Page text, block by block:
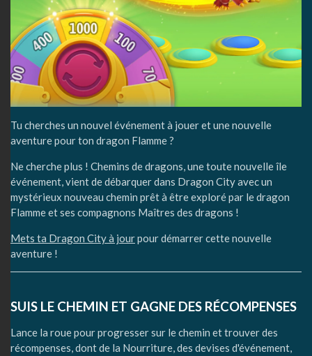
Tu cherches un nouvel événement à jouer et une nouvelle
aventure pour ton dragon Flamme ?
Ne cherche plus ! Chemins de dragons, une toute nouvelle île
événement, vient de débarquer dans Dragon City avec un
mystérieux nouveau chemin prêt à être exploré par le dragon
Flamme et ses compagnons Maîtres des dragons !
Mets ta Dragon City à jourpour démarrer cette nouvelle
aventure !
SUIS LE CHEMIN ET GAGNE DES RÉCOMPENSES
Lance la roue pour progresser sur le chemin et trouver des
récompenses, dont de la Nourriture, des devises d'événement,